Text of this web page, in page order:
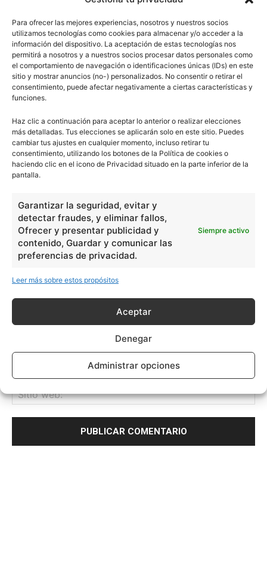
Para ofrecer las mejores experiencias, nosotros y nuestros socios
utilizamos tecnologías como cookies para almacenar y/o acceder a la
información del dispositivo. La aceptación de estas tecnologías nos
permitirá a nosotros y a nuestros socios procesar datos personales como
el comportamiento de navegación o identificaciones únicas (IDs) en este
sitio y mostrar anuncios (no-) personalizados. No consentir o retirar el
consentimiento, puede afectar negativamente a ciertas características y
funciones.
Haz clic a continuación para aceptar lo anterior o realizar elecciones
más detalladas. Tus elecciones se aplicarán solo en este sitio. Puedes
cambiar tus ajustes en cualquier momento, incluso retirar tu
consentimiento, utilizando los botones de la Política de cookies o
haciendo clic en el icono de Privacidad situado en la parte inferior de la
pantalla.
Garantizar la seguridad, evitar y
detectar fraudes, y eliminar fallos,
Ofrecer y presentar publicidad y
contenido, Guardar y comunicar las
preferencias de privacidad.
Siempre activo
Leer más sobre estos propósitos
Aceptar
Denegar
Administrar opciones
(Resumen)
Escuelapedia